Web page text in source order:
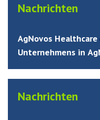
Nachrichten
AgNovos
Unternehmens in
Nachrichten